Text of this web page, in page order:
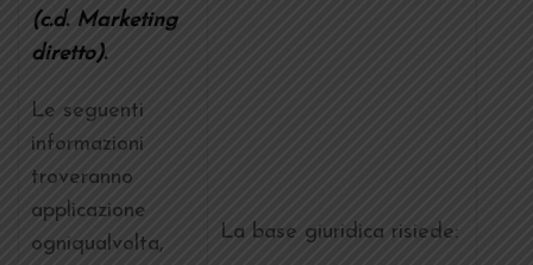
(c.d. Marketing
diretto).
Le seguenti
informazioni
troveranno
applicazione
ogniqualvolta,
La base giuridica risiede: